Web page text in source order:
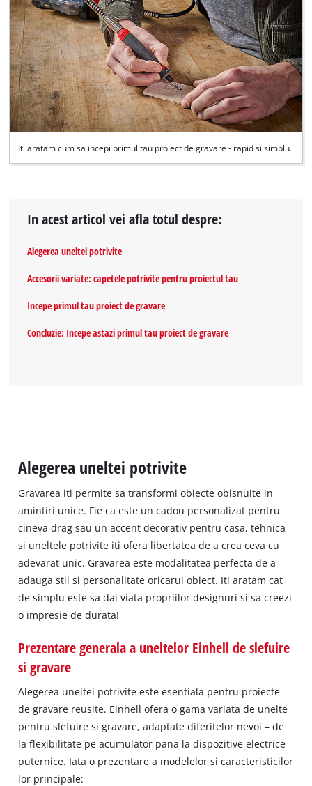
Iti aratam cum sa incepi primul tau proiect de gravare - rapid si simplu.
In acest articol vei afla totul despre:
Alegerea uneltei potrivite
Accesorii variate: capetele potrivite pentru proiectul tau
Incepe primul tau proiect de gravare
Concluzie: Incepe astazi primul tau proiect de gravare
Alegerea uneltei potrivite
Gravarea iti permite sa transformi obiecte obisnuite in
amintiri unice. Fie ca este un cadou personalizat pentru
cineva drag sau un accent decorativ pentru casa, tehnica
si uneltele potrivite iti ofera libertatea de a crea ceva cu
adevarat unic. Gravarea este modalitatea perfecta de a
adauga stil si personalitate oricarui obiect. Iti aratam cat
de simplu este sa dai viata propriilor designuri si sa creezi
o impresie de durata!
Prezentare generala a uneltelor Einhell de slefuire
si gravare
Alegerea uneltei potrivite este esentiala pentru proiecte
de gravare reusite. Einhell ofera o gama variata de unelte
pentru slefuire si gravare, adaptate diferitelor nevoi – de
la flexibilitate pe acumulator pana la dispozitive electrice
puternice. Iata o prezentare a modelelor si caracteristicilor
lor principale: